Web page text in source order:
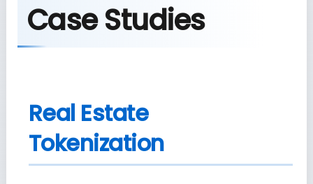
Case Studies
Real Estate
Tokenization